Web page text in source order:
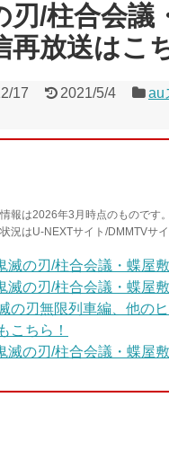
刃/柱合会議
再放送はこ
17 2021/5/4 au
報は2026年3月時点のものです。
況はU-NEXTサイト/DMMTVサ
滅の刃/柱合会議・蝶屋
滅の刃/柱合会議・蝶屋
の刃無限列車編、他の
こちら！
滅の刃/柱合会議・蝶屋